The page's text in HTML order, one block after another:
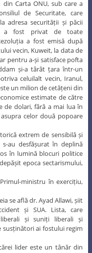
Carta ONU, sub care a
de Securitate, care
adresa securității și păcii
a fost privat de toate
a fost emisă după
vecin, Kuweit, la data de
pentru a-și satisface pofta
și-a târât țara într-un
celuilalt vecin, Iranul,
un milion de cetățeni din
estimate de către
de dolari, fără a mai lua în
celor două popoare
extrem de sensibilă și
s-au desfășurat în deplină
în lumină blocuri politice
epoca sectarismului,
ministru în exercițiu,
se află dr. Ayad Allawi, șiit
și SUA. Lista, care
și suniți liberali și
susținători ai fostului regim
lider este un tânăr din